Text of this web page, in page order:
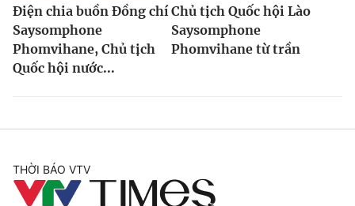
Điện chia buồn Đồng chí
Saysomphone
Phomvihane, Chủ tịch
Quốc hội nước...
Chủ tịch Quốc hội Lào
Saysomphone
Phomvihane từ trần
THỜI BÁO VTV